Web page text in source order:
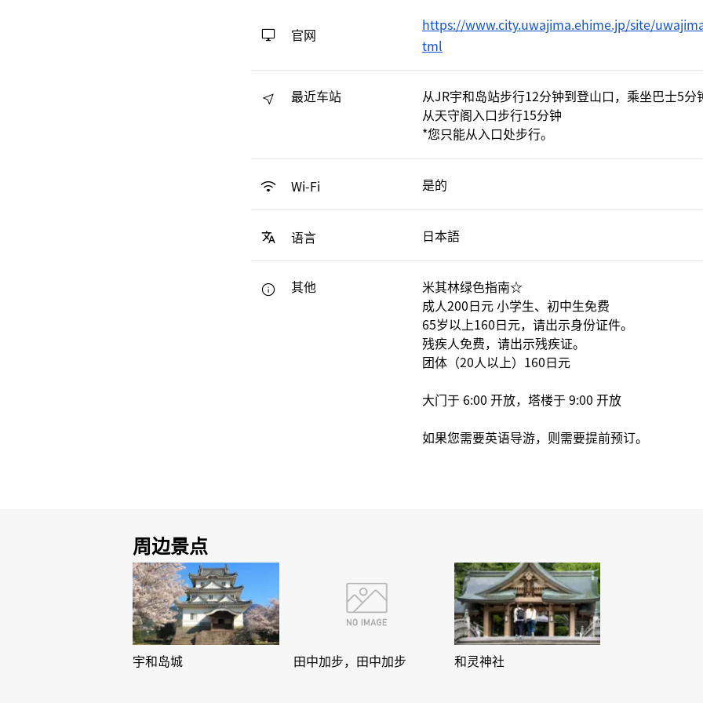
官网
https://www.city.uwajima.ehime.jp/site/
tml
最近车站
从JR宇和岛站步行12分钟到登山口，乘坐巴士5分
从天守阁入口步行15分钟
*您只能从入口处步行。
Wi-Fi 是的
语言 日本語
其他
米其林绿色指南☆
成人200日元 小学生、初中生免费
65岁以上160日元，请出示身份证件。
残疾人免费，请出示残疾证。
团体（20人以上）160日元
大门于 6:00 开放，塔楼于 9:00 开放
如果您需要英语导游，则需要提前预订。
周边景点
宇和岛城 田中加步，田中加步 和灵神社